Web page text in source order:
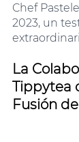
Chef
2023, un
La
Tippytea
Fusión